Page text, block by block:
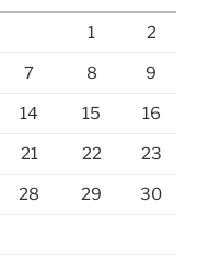
1 2
7 8 9
14 15 16
21 22 23
28 29 30